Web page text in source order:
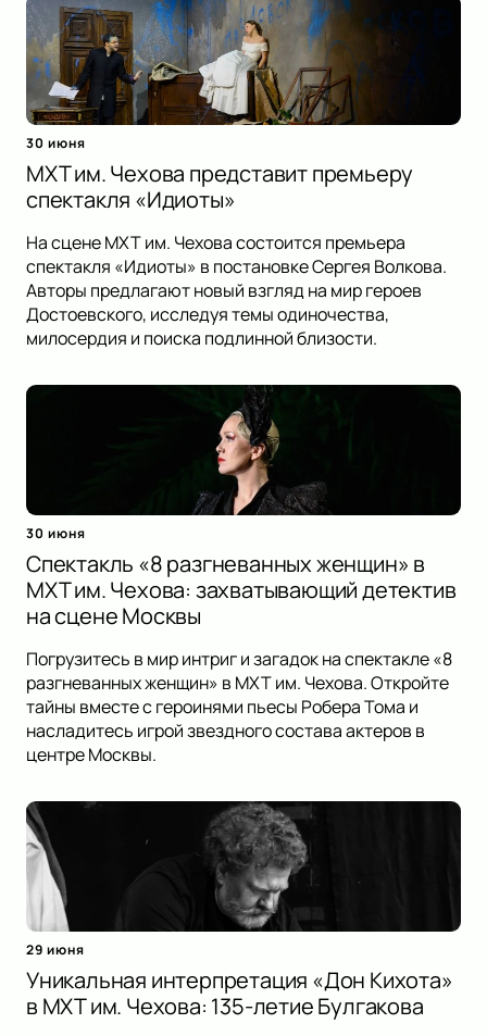
30 июня
МХТ им. Чехова представит премьеру
спектакля «Идиоты»
На сцене МХТ им. Чехова состоится премьера
спектакля «Идиоты» в постановке Сергея Волкова.
Авторы предлагают новый взгляд на мир героев
Достоевского, исследуя темы одиночества,
милосердия и поиска подлинной близости.
30 июня
Спектакль «8 разгневанных женщин» в
МХТ им. Чехова: захватывающий детектив
на сцене Москвы
Погрузитесь в мир интриг и загадок на спектакле «8
разгневанных женщин» в МХТ им. Чехова. Откройте
тайны вместе с героинями пьесы Робера Тома и
насладитесь игрой звездного состава актеров в
центре Москвы.
29 июня
Уникальная интерпретация «Дон Кихота»
в МХТ им. Чехова: 135-летие Булгакова